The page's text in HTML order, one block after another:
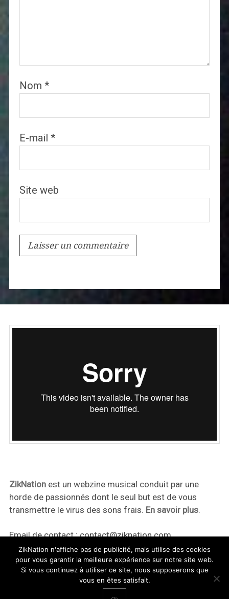
Nom *
E-mail *
Site web
ZikNationest un webzine musical conduit par une
horde de passionnés dont le seul but est de vous
transmettre le virus des sons frais. En savoir plus.
Email de contact :contact@ziknation.com
ZikNation n'affiche pas de publicité, mais utilise des cookies
pour vous garantir la meilleure expérience sur notre site web.
Si vous continuez à utiliser ce site, nous supposerons que
vous en êtes satisfait.